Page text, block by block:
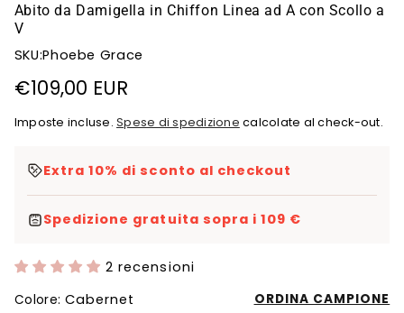
Abito da Damigella in Chiffon Linea ad A con Scollo a
V
SKU:Phoebe Grace
Prezzo
di
€109,00 EUR
Imposte incluse.Spese di spedizione calcolate al check-out.
Extra 10% di sconto al checkout
Spedizione gratuita sopra i 109 €
2 recensioni
Colore:Cabernet ORDINA CAMPIONE